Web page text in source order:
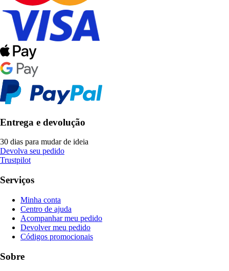
Entrega e devolução
30 dias para mudar de ideia
Devolva seu pedido
Trustpilot
Serviços
Minha conta
Centro de ajuda
Acompanhar meu pedido
Devolver meu pedido
Códigos promocionais
Sobre